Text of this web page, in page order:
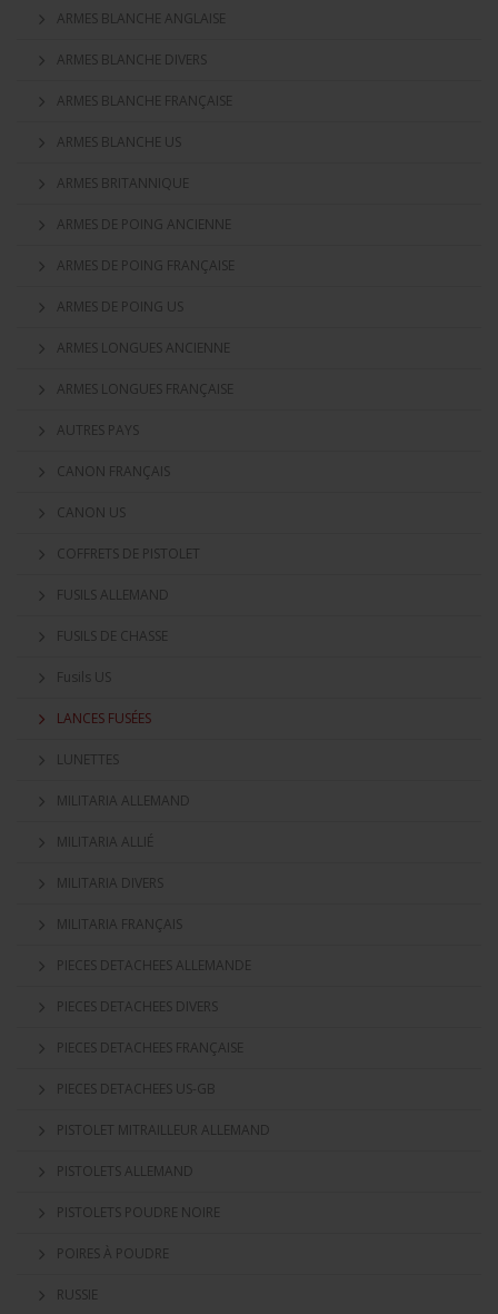
ARMES BLANCHE ANGLAISE
ARMES BLANCHE DIVERS
ARMES BLANCHE FRANÇAISE
ARMES BLANCHE US
ARMES BRITANNIQUE
ARMES DE POING ANCIENNE
ARMES DE POING FRANÇAISE
ARMES DE POING US
ARMES LONGUES ANCIENNE
ARMES LONGUES FRANÇAISE
AUTRES PAYS
CANON FRANÇAIS
CANON US
COFFRETS DE PISTOLET
FUSILS ALLEMAND
FUSILS DE CHASSE
Fusils US
LANCES FUSÉES
LUNETTES
MILITARIA ALLEMAND
MILITARIA ALLIÉ
MILITARIA DIVERS
MILITARIA FRANÇAIS
PIECES DETACHEES ALLEMANDE
PIECES DETACHEES DIVERS
PIECES DETACHEES FRANÇAISE
PIECES DETACHEES US-GB
PISTOLET MITRAILLEUR ALLEMAND
PISTOLETS ALLEMAND
PISTOLETS POUDRE NOIRE
POIRES À POUDRE
RUSSIE